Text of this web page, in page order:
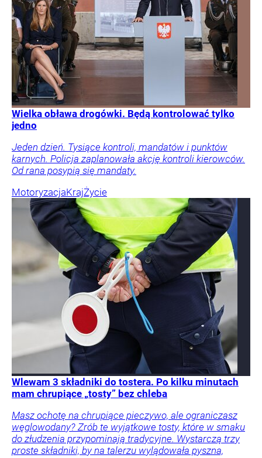
Wielka obława drogówki. Będą kontrolować tylko
jedno
Jeden dzień. Tysiące kontroli, mandatów i punktów
karnych. Policja zaplanowała akcję kontroli kierowców.
Od rana posypią się mandaty.
MotoryzacjaKrajŻycie
Wlewam 3 składniki do tostera. Po kilku minutach
mam chrupiące „tosty” bez chleba
Masz ochotę na chrupiące pieczywo, ale ograniczasz
węglowodany? Zrób te wyjątkowe tosty, które w smaku
do złudzenia przypominają tradycyjne. Wystarczą trzy
proste składniki, by na talerzu wylądowała pyszna,